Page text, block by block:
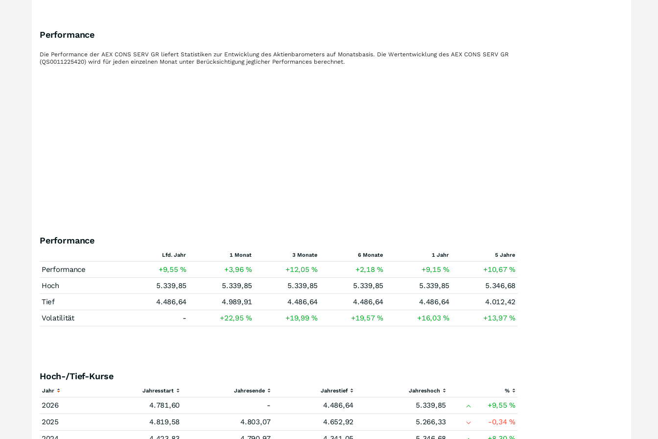
Performance
Die Performance der AEX CONS SERV GR liefert Statistiken zur Entwicklung des Aktienbarometers auf Monatsbasis. Die Wertentwicklung des AEX CONS SERV GR
(QS0011225420) wird für jeden einzelnen Monat unter Berücksichtigung jeglicher Performances berechnet.
Performance
Lfd. Jahr 1 Monat 3 Monate 6 Monate 1 Jahr 5 Jahre
Performance +9,55% +3,96% +12,05% +2,18% +9,15% +10,67%
Hoch
5.339,85 5.339,85 5.339,85 5.339,85 5.339,85
5.346,68
Tief
4.486,64 4.989,91 4.486,64 4.486,64 4.486,64
4.012,42
Volatilität
- +22,95% +19,99% +19,57% +16,03% +13,97%
Hoch-/Tief-Kurse
Jahr Jahresstart Jahresende Jahrestief Jahreshoch %
2026 4.781,60 - 4.486,64 5.339,85 +9,55%
2025
4.819,58 4.803,07 4.652,92 5.266,33 -0,34%